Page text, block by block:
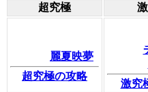
超究極
麗夏映夢
超究極の攻略
激究